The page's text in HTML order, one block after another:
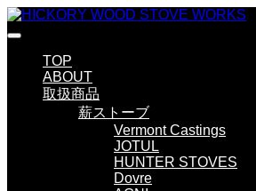
TOP
ABOUT
取扱商品
薪ストーブ
Vermont Castings
JOTUL
HUNTER STOVES
Dovre